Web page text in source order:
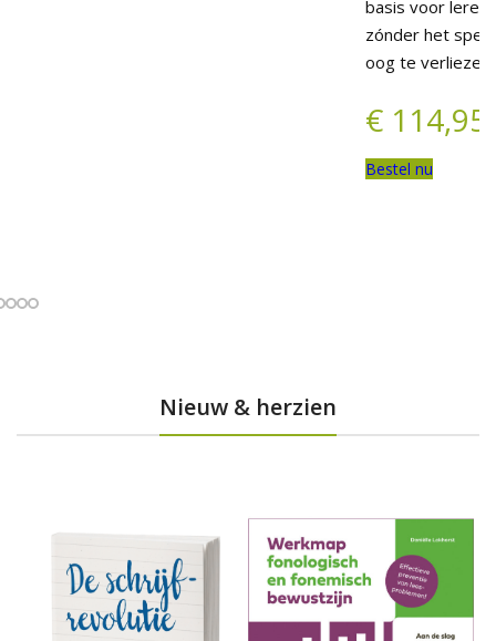
basis voor leren
zónder het spel
oog te
€ 114,95
Bestel nu
Bestel nu
Nieuw & herzien